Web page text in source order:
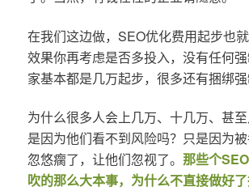
在我们这边做，SEO优化费用起步也
效果你再考虑是否多投入，没有任何
家基本都是几万起步，很多还有捆绑强
为什么很多人会上几万、十几万、甚至
是因为他们看不到风险吗？只是因为
忽悠瘸了，让他们忽视了。 那些个
吹的那么大本事，为什么不直接做好了